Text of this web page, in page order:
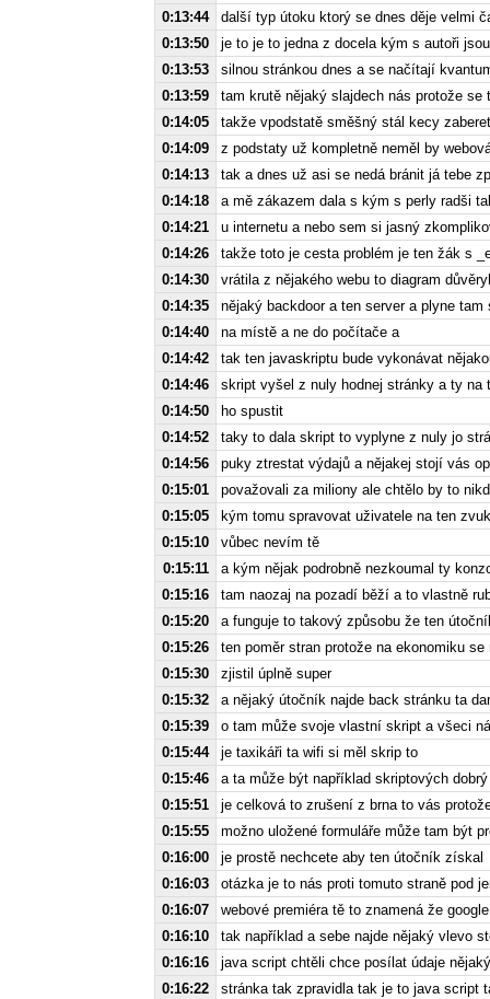
0:13:44
další typ útoku ktorý se dnes děje velmi
0:13:50
je to je to jedna z docela kým s autoři
0:13:53
silnou stránkou dnes a se načítají
0:13:59
tam krutě nějaký slajdech nás protože
0:14:05
takže vpodstatě směšný stál kecy
0:14:09
z podstaty už kompletně neměl by
0:14:13
tak a dnes už asi se nedá bránit já tebe
0:14:18
a mě zákazem dala s kým s perly radši
0:14:21
u internetu a nebo sem si jasný
0:14:26
takže toto je cesta problém je ten žák s
0:14:30
vrátila z nějakého webu to diagram
0:14:35
nějaký backdoor a ten server a plyne
0:14:40
na místě a ne do počítače a
0:14:42
tak ten javaskriptu bude vykonávat
0:14:46
skript vyšel z nuly hodnej stránky a ty na
0:14:50
ho spustit
0:14:52
taky to dala skript to vyplyne z nuly jo
0:14:56
puky ztrestat výdajů a nějakej stojí vás
0:15:01
považovali za miliony ale chtělo by to
0:15:05
kým tomu spravovat uživatele na ten
0:15:10
vůbec nevím tě
0:15:11
a kým nějak podrobně nezkoumal ty
0:15:16
tam naozaj na pozadí běží a to vlastně
0:15:20
a funguje to takový způsobu že ten
0:15:26
ten poměr stran protože na ekonomiku
0:15:30
zjistil úplně super
0:15:32
a nějaký útočník najde back stránku ta
0:15:39
o tam může svoje vlastní skript a všeci
0:15:44
je taxikáři ta wifi si měl skrip to
0:15:46
a ta může být například skriptových
0:15:51
je celková to zrušení z brna to vás
0:15:55
možno uložené formuláře může tam být
0:16:00
je prostě nechcete aby ten útočník získal
0:16:03
otázka je to nás proti tomuto straně pod
0:16:07
webové premiéra tě to znamená že
0:16:10
tak například a sebe najde nějaký vlevo
0:16:16
java script chtěli chce posílat údaje
0:16:22
stránka tak zpravidla tak je to java script